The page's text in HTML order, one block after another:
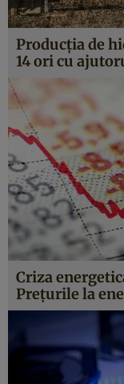
Producția de
14 ori cu
Criza
Preţurile la